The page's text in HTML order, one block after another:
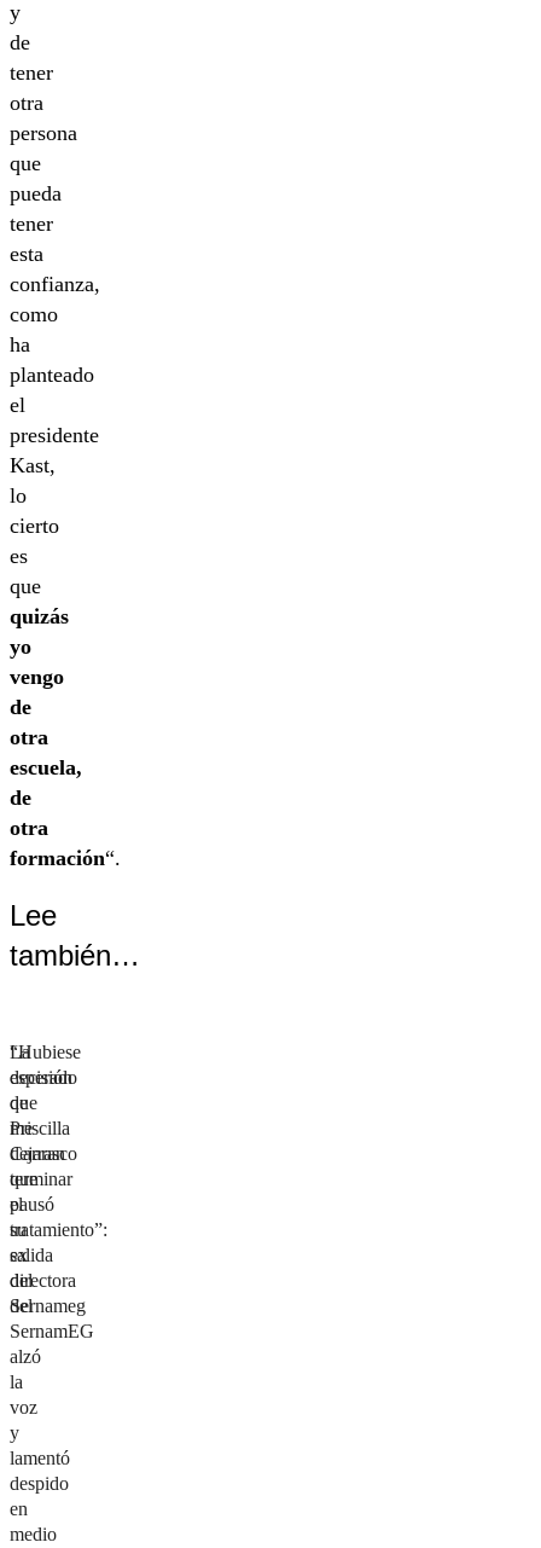
y
de
tener
otra
persona
que
pueda
tener
esta
confianza,
como
ha
planteado
el
presidente
Kast,
lo
cierto
es
que
quizás
yo
vengo
de
otra
escuela,
de
otra
formación“.
Lee
también…
La
decisión
de
Priscilla
Carrasco
que
pausó
su
salida
del
Sernameg
“Hubiese
esperado
que
me
dejaran
terminar
el
tratamiento”:
ex
directora
del
SernamEG
alzó
la
voz
y
lamentó
despido
en
medio